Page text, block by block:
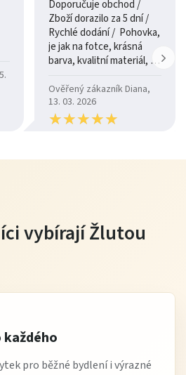
Doporučuje obchod /
Zboží dorazilo za 5 dní /
Rychlé dodání / Pohovka,
je jak na fotce, krásná
barva, kvalitní materiál, a
Ověřený zákazník Diana,
13. 03. 2026
★★★★★
★★★★★
vybírají Žlutou
pro běžné bydlení i výrazné